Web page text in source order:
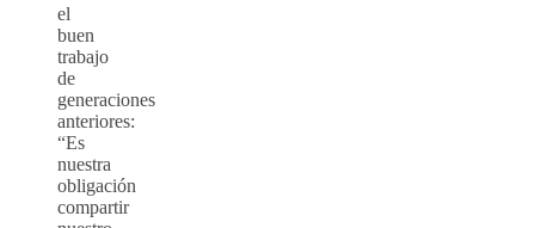
el
buen
trabajo
de
generaciones
anteriores:
“Es
nuestra
obligación
compartir